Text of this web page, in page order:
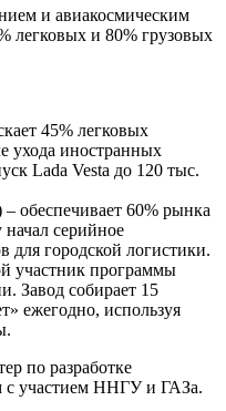
и авиакосмическим
легковых и 80% грузовых
45% легковых
ухода иностранных
Lada Vesta до 120 тыс.
обеспечивает 60% рынка
серийное
для городской логистики.
участник программы
Завод собирает 15
ежегодно, используя
по разработке
с участием ННГУ и ГАЗа.